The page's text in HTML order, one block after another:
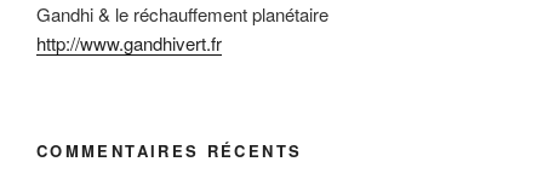
Gandhi & le réchauffement planétaire
http://www.gandhivert.fr
COMMENTAIRES RÉCENTS